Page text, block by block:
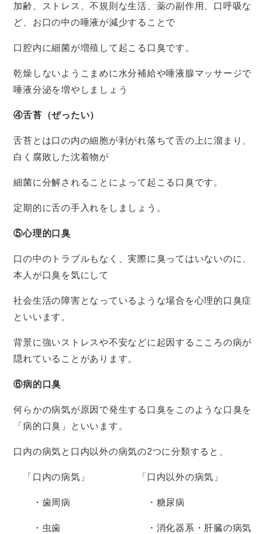
加齢、ストレス、不規則な生活、薬の副作用、口呼吸な
ど、お口の中の唾液が減少することで
口腔内に細菌が増殖して起こる口臭です。
乾燥しないようこまめに水分補給や唾液腺マッサージで
唾液分泌を増やしましょう
④舌苔（ぜったい）
舌苔とは口の内の細胞が剥がれ落ちて舌の上に溜まり、
白く腐敗した沈着物が
細菌に分解されることによって起こる口臭です。
定期的に舌の手入れをしましょう。
⑤心理的口臭
口の中のトラブルもなく、実際に臭ってはいないのに、
本人が口臭を気にして
社会生活の障害となっているような場合を心理的口臭症
といいます。
背景に強いストレスや不安などに起因するこころの病が
隠れていることがあります。
⑥病的口臭
何らかの病気が原因で発生する口臭をこのような口臭を
「病的口臭」といいます。
口内の病気と口内以外の病気の2つに分類すると、
「口内の病気」 「口内以外の病気」
・歯周病 ・糖尿病
・虫歯 ・消化器系・肝臓の病気